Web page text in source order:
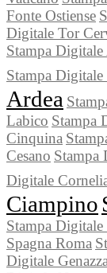
Fonte Ostiense
Digitale Tor
Stampa
Stampa Digitale
Ardea
Labico Stampa
Cinquina
Cesano Stampa
Digitale
Ciampino
Stampa
Spagna Roma
Digitale